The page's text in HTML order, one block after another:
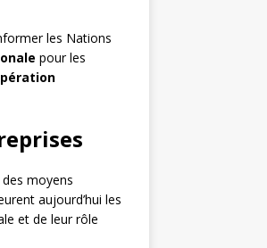
les Nations
pour les
moyens
aujourd’hui les
et de leur rôle